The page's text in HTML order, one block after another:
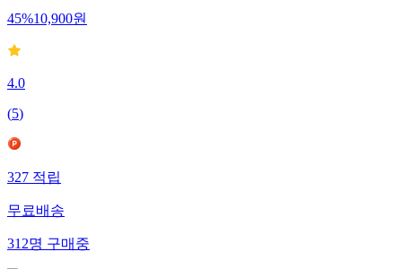
45%10,900원
4.0
(5)
327적립
무료배송
312명구매중